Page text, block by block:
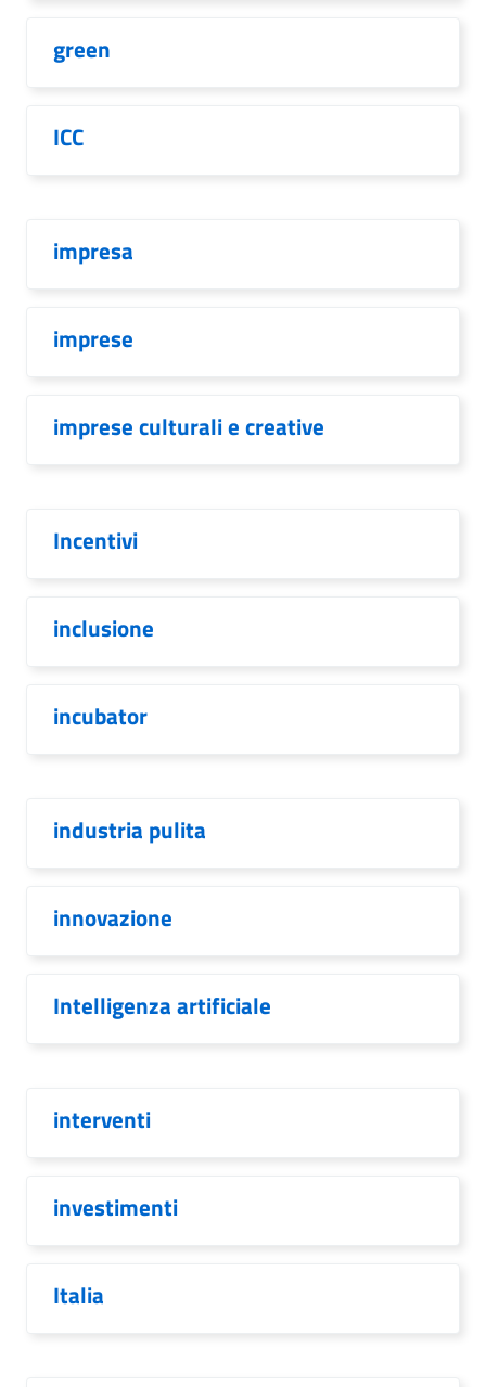
green
ICC
impresa
imprese
imprese culturali e creative
Incentivi
inclusione
incubator
industria pulita
innovazione
Intelligenza artificiale
interventi
investimenti
Italia